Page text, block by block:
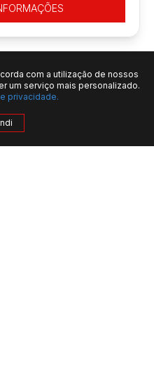
com a utilização de nossos
um serviço mais personalizado.
privacidade.